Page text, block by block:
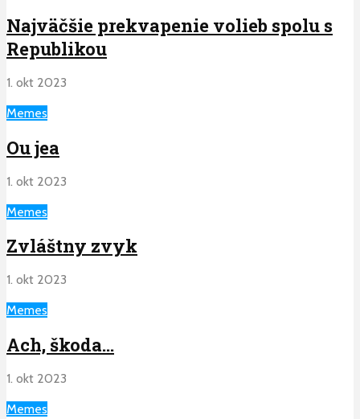
Najväčšie prekvapenie volieb spolu s
Republikou
1. okt 2023
Memes
Ou jea
1. okt 2023
Memes
Zvláštny zvyk
1. okt 2023
Memes
Ach, škoda…
1. okt 2023
Memes